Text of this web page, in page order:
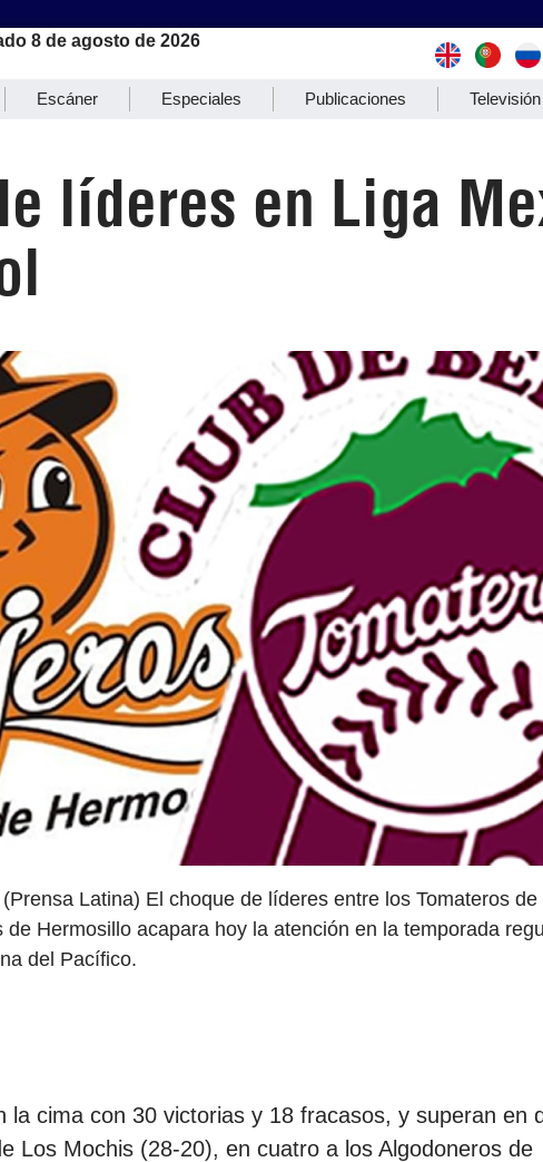
8 de agosto de 2026
Escáner Especiales Publicaciones Televisión
líderes en Liga
Latina) El choque de líderes entre los Tomateros de
de Hermosillo acapara hoy la atención en la temporada
del Pacífico.
la cima con 30 victorias y 18 fracasos, y superan en
Los Mochis (28-20), en cuatro a los Algodoneros de